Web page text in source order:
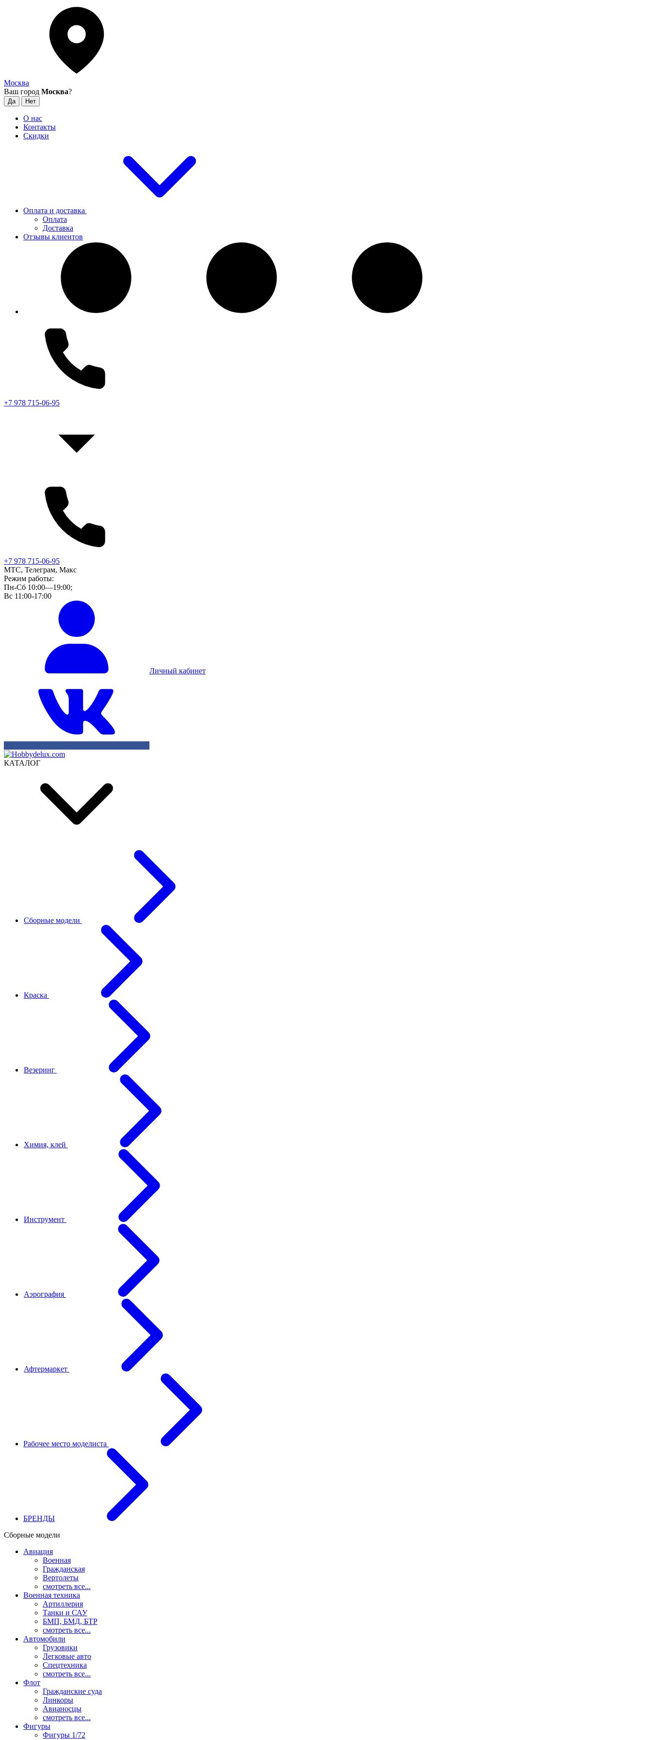
Москва
Ваш город Москва?
О нас
Контакты
Скидки
Оплата и доставка
Оплата
Доставка
Отзывы клиентов
+7 978 715-06-95
+7 978 715-06-95
МТС, Телеграм, Макс
Режим работы:
Пн-Сб 10:00—19:00;
Вс 11:00-17:00
Личный кабинет
КАТАЛОГ
Сборные модели
Краска
Везеринг
Химия, клей
Инструмент
Аэрография
Афтермаркет
Рабочее место моделиста
БРЕНДЫ
Сборные модели
Авиация
Военная
Гражданская
Вертолеты
смотреть все...
Военная техника
Артиллерия
Танки и САУ
БМП, БМД, БТР
смотреть все...
Автомобили
Грузовики
Легковые авто
Спецтехника
смотреть все...
Флот
Гражданские суда
Линкоры
Авианосцы
смотреть все...
Фигуры
Фигуры 1/72